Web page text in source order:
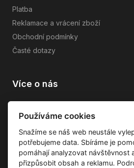
Platba
Reklamace a vrácení zboží
Obchodní podmínky
Časté dotazy
Více o nás
Průvodce tkaninami
Kontakty
Používáme cookies
Snažíme se náš web neustále
potřebujeme data. Sbíráme je
pomáhají analyzovat návštěvnost
přizpůsobit obsah a reklamu.